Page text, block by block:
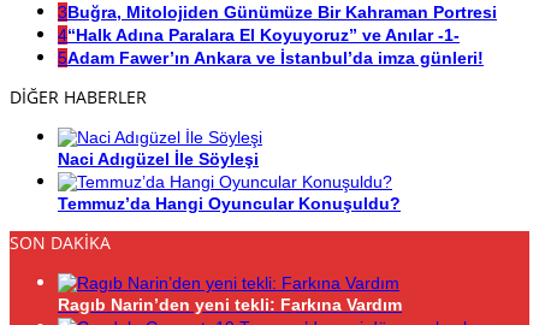
3Buğra, Mitolojiden Günümüze Bir Kahraman Portresi
4“Halk Adına Paralara El Koyuyoruz” ve Anılar -1-
5Adam Fawer’ın Ankara ve İstanbul’da imza günleri!
DİĞER HABERLER
Naci Adıgüzel İle Söyleşi
Temmuz’da Hangi Oyuncular Konuşuldu?
SON DAKİKA
Ragıb Narin’den yeni tekli: Farkına Vardım